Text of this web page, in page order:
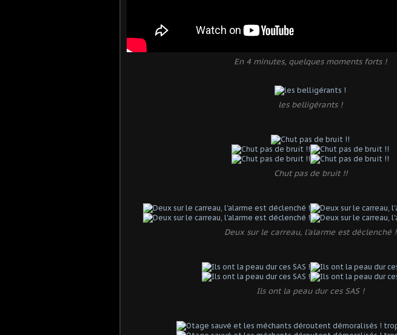
En 4 minutes, quelques moments forts !
les belligérants !
Chut pas de bruit !!
Deux sur le carreau, l'alarme est déclenché !
Ils ont la peau dur ces SAS !